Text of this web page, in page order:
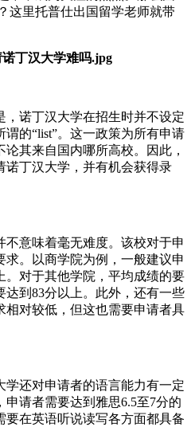
这里托普仕出国留学老师就带
诺丁汉大学在招生时并不设定
的“list”。这一政策为所有申请
其来自国内哪所高校。因此，
诺丁汉大学，并有机会获得录
意味着毫无难度。该校对于申
。以商学院为例，一般建议申
。对于其他学院，平均成绩的要
到83分以上。此外，还有一些
相对较低，但这也需要申请者具
还对申请者的语言能力有一定
请者需要达到雅思6.5至7分的
在英语听说读写各方面都具备